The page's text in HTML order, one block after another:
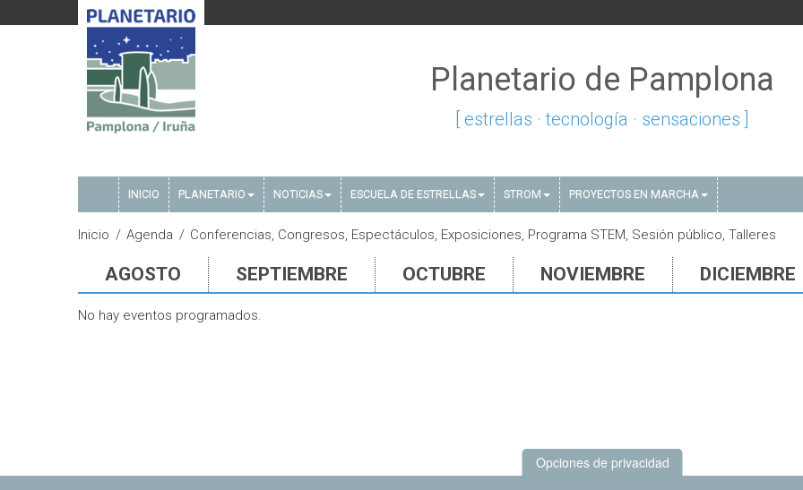
Planetario de Pamplona
[ estrellas · tecnología · sensaciones ]
INICIO PLANETARIO NOTICIAS ESCUELA DE ESTRELLAS STROM PROYECTOS EN MARCHA
Inicio Agenda Conferencias, Congresos, Espectáculos, Exposiciones, Programa STEM, Sesión público, Talleres
AGOSTO SEPTIEMBRE OCTUBRE NOVIEMBRE DICIEMBRE
No hay eventos programados.
Opciones de privacidad